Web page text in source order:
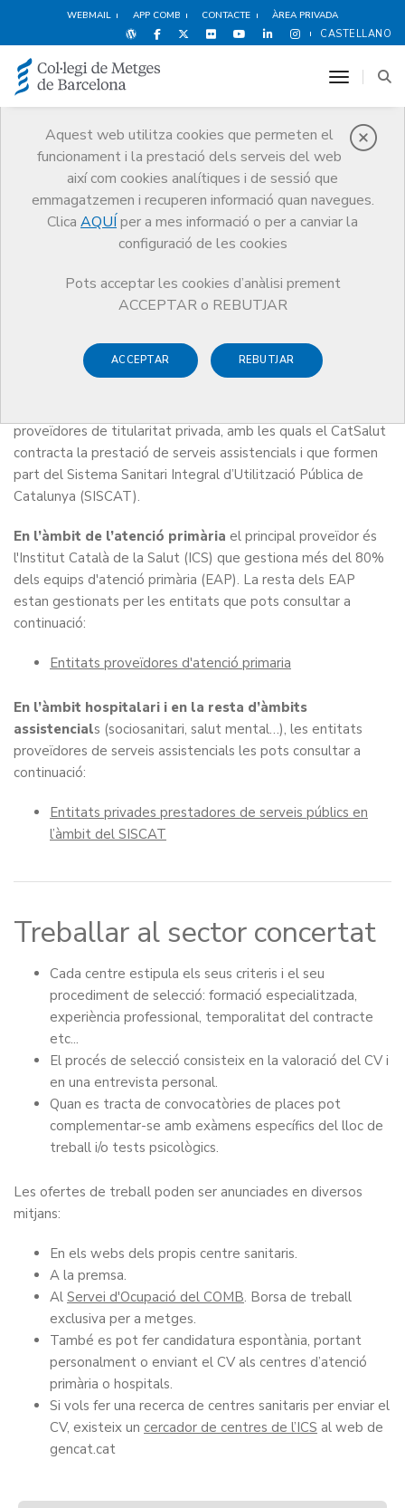
WEBMAIL APP COMB CONTACTE ÀREA PRIVADA
CASTELLANO
Aquest web utilitza cookies que permeten el
funcionament i la prestació dels serveis del web
així com cookies analítiques i de sessió que
emmagatzemen i recuperen informació quan navegues.
Clica AQUÍ per a mes informació o per a canviar la
configuració de les cookies
Pots acceptar les cookies d’anàlisi prement
ACCEPTAR o REBUTJAR
ACCEPTAR REBUTJAR
toggle
Sistema Sanitari
Públic
Serveis Orientació Professional Sistema Sanitari Públic
proveïdores del CatSalut
proveïdores de titularitat privada, amb les quals el CatSalut
contracta la prestació de serveis assistencials i que formen
part del Sistema Sanitari Integral d’Utilització Pública de
Catalunya (SISCAT).
En l’àmbit de l’atenció primària el principal proveïdor és
l'Institut Català de la Salut (ICS) que gestiona més del 80%
dels equips d'atenció primària (EAP). La resta dels EAP
estan gestionats per les entitats que pots consultar a
continuació:
Entitats proveïdores d'atenció primaria
En l’àmbit hospitalari i en la resta d’àmbits
assistencials (sociosanitari, salut mental…), les entitats
proveïdores de serveis assistencials les pots consultar a
continuació:
Entitats privades prestadores de serveis públics en
l’àmbit del SISCAT
Treballar al sector concertat
Cada centre estipula els seus criteris i el seu
procediment de selecció: formació especialitzada,
experiència professional, temporalitat del contracte
etc...
El procés de selecció consisteix en la valoració del CV i
en una entrevista personal.
Quan es tracta de convocatòries de places pot
complementar-se amb exàmens específics del lloc de
treball i/o tests psicològics.
Les ofertes de treball poden ser anunciades en diversos
mitjans:
En els webs dels propis centre sanitaris.
A la premsa.
Al Servei d'Ocupació del COMB. Borsa de treball
exclusiva per a metges.
També es pot fer candidatura espontània, portant
personalment o enviant el CV als centres d’atenció
primària o hospitals.
Si vols fer una recerca de centres sanitaris per enviar el
CV, existeix un cercador de centres de l’ICS al web de
gencat.cat